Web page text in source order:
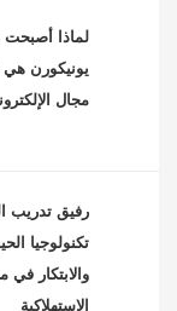
لماذا
يونيكورن هي
مجال
رفيق تدريب
تكنولوجيا
والابتكار في
الاستهلاكية